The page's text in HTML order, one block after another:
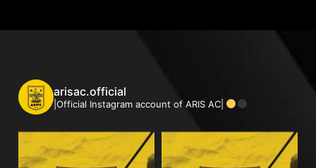
arisac.official
|Official Instagram account of ARIS AC|